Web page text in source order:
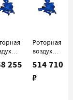
DT
255
Роторная
воздуходувка
30/72
(600)
514 710
₽